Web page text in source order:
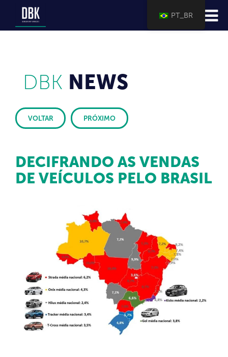
DBK NEWS
VOLTAR PRÓXIMO
DECIFRANDO AS VENDAS
DE VEÍCULOS PELO BRASIL
PT_BR